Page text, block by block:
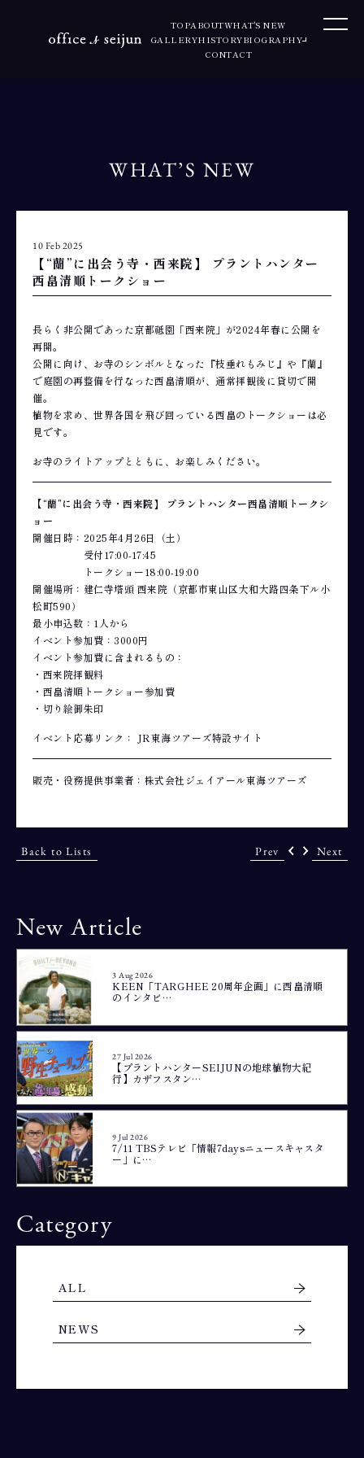
TOPABOUTWHAT'S NEW
GALLERYHISTORYBIOGRAPHY
CONTACT
WHAT’S NEW
10 Feb 2025
【“蘭”に出会う寺・西来院】 プラントハンター
西畠清順トークショー
長らく非公開であった京都祗園「西来院」が2024年春に公開を
再開。
公開に向け、お寺のシンボルとなった『枝垂れもみじ』や『蘭』
で庭園の再整備を行なった西畠清順が、通常拝観後に貸切で開
催。
植物を求め、世界各国を飛び回っている西畠のトークショーは必
見です。
お寺のライトアップとともに、お楽しみください。
【“蘭”に出会う寺・西来院】 プラントハンター西畠清順トークシ
ョー
開催日時：2025年4月26日（土）
受付17:00-17:45
トークショー18:00-19:00
開催場所：建仁寺塔頭 西来院（京都市東山区大和大路四条下ル小
松町590）
最小申込数：1人から
イベント参加費：3000円
イベント参加費に含まれるもの：
・西来院拝観料
・西畠清順トークショー参加費
・切り絵御朱印
イベント応募リンク： JR東海ツアーズ特設サイト
販売・役務提供事業者：株式会社ジェイアール東海ツアーズ
Back to Lists Prev Next
New Article
3 Aug 2026
KEEN「TARGHEE 20周年企画」に西畠清順
のインタビ…
27 Jul 2026
【プラントハンターSEIJUNの地球植物大紀
行】カザフスタン…
9 Jul 2026
7/11 TBSテレビ「情報7daysニュースキャスタ
ー」に…
Category
ALL
NEWS